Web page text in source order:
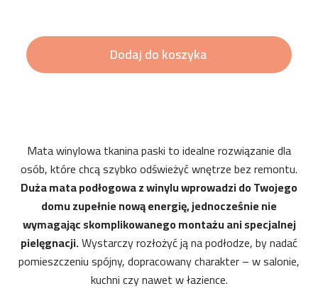
Dodaj do koszyka
Mata winylowa tkanina paski to idealne rozwiązanie dla
osób, które chcą szybko odświeżyć wnętrze bez remontu.
Duża mata podłogowa z winylu wprowadzi do Twojego
domu zupełnie nową energię, jednocześnie nie
wymagając skomplikowanego montażu ani specjalnej
pielęgnacji.Wystarczy rozłożyć ją na podłodze, by nadać
pomieszczeniu spójny, dopracowany charakter – w salonie,
kuchni czy nawet w łazience.